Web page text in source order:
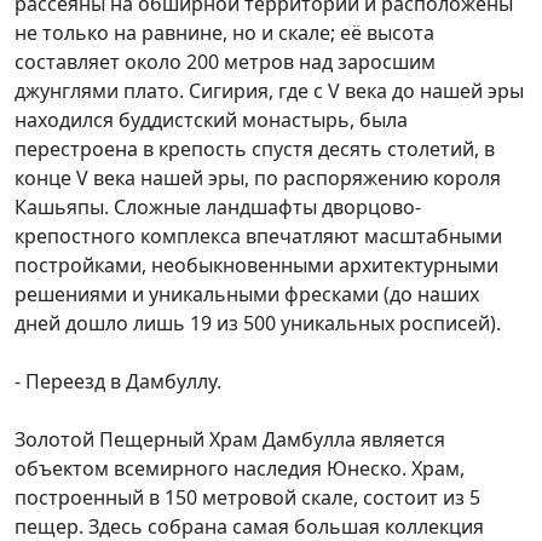
не только на равнине, но и скале; её высота
составляет около 200 метров над заросшим
джунглями плато. Сигирия, где с V века до нашей эры
находился буддистский монастырь, была
перестроена в крепость спустя десять столетий, в
конце V века нашей эры, по распоряжению короля
Кашьяпы. Сложные ландшафты дворцово-
крепостного комплекса впечатляют масштабными
постройками, необыкновенными архитектурными
решениями и уникальными фресками (до наших
дней дошло лишь 19 из 500 уникальных росписей).
- Переезд в Дамбуллу.
Золотой Пещерный Храм Дамбулла является
объектом всемирного наследия Юнеско. Храм,
построенный в 150 метровой скале, состоит из 5
пещер. Здесь собрана самая большая коллекция